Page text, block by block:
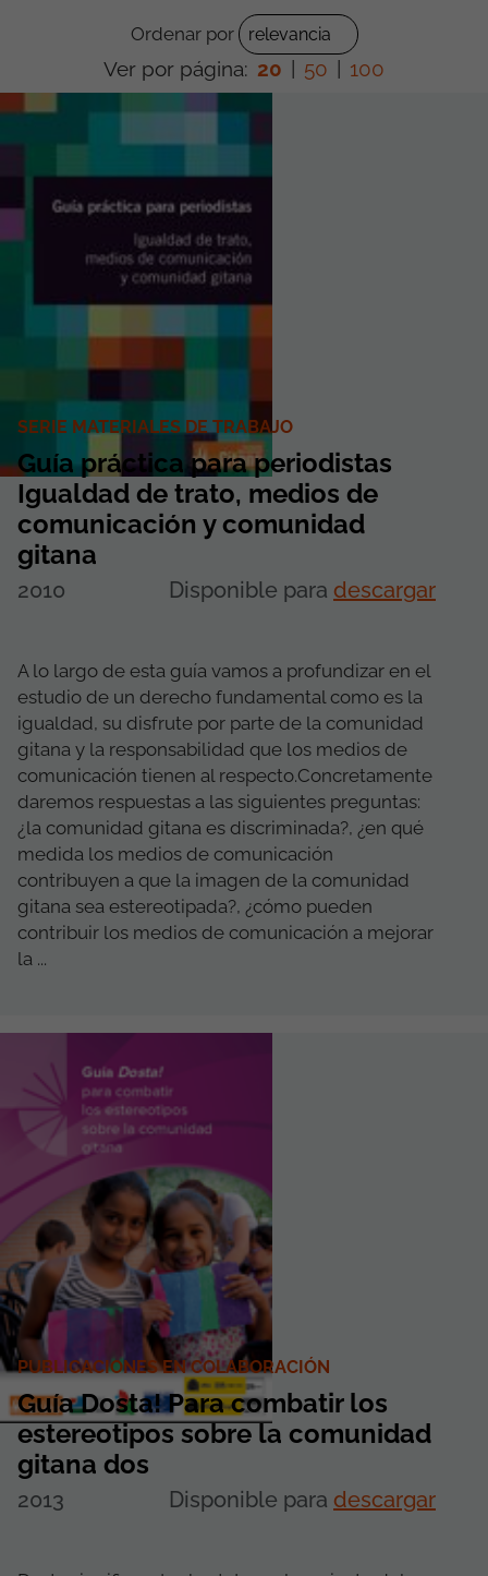
Ordenar por
Ver por página: 20 50 100
SERIE MATERIALES DE TRABAJO
Guía práctica para periodistas
Igualdad de trato, medios de
comunicación y comunidad
gitana
2010 Disponible para descargar
A lo largo de esta guía vamos a profundizar en el
estudio de un derecho fundamental como es la
igualdad, su disfrute por parte de la comunidad
gitana y la responsabilidad que los medios de
comunicación tienen al respecto.Concretamente
daremos respuestas a las siguientes preguntas:
¿la comunidad gitana es discriminada?, ¿en qué
medida los medios de comunicación
contribuyen a que la imagen de la comunidad
gitana sea estereotipada?, ¿cómo pueden
contribuir los medios de comunicación a mejorar
la ...
PUBLICACIONES EN COLABORACIÓN
Guía Dosta! Para combatir los
estereotipos sobre la comunidad
gitana dos
2013 Disponible para descargar